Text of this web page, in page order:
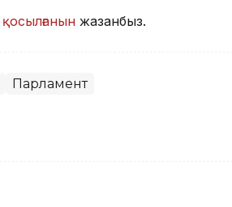
қосылғанын жазғанбыз.
Парламент